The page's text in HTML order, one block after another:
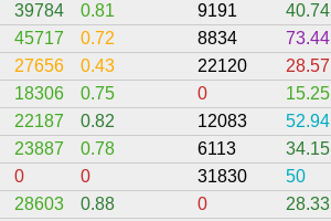
39784 0.81 9191 40.74
45717 0.72 8834 73.44
27656 0.43 22120 28.57
18306 0.75 0 15.25
22187 0.82 12083 52.94
23887 0.78 6113 34.15
0 0 31830 50
28603 0.88 0 28.33